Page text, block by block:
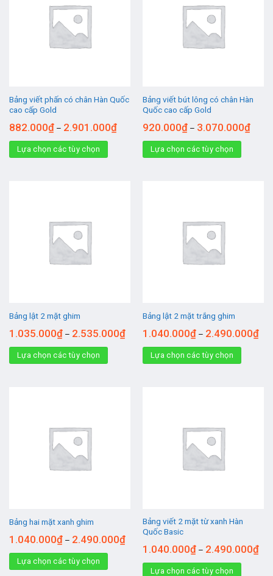
Bảng viết phấn có chân Hàn Quốc
cao cấp Gold
882.000₫– 2.901.000₫
Lựa chọn các tùy chọn
Bảng viết bút lông có chân Hàn
Quốc cao cấp Gold
920.000₫– 3.070.000₫
Lựa chọn các tùy chọn
Bảng lật 2 mặt ghim
1.035.000₫– 2.535.000₫
Lựa chọn các tùy chọn
Bảng lật 2 mặt trắng ghim
1.040.000₫– 2.490.000₫
Lựa chọn các tùy chọn
Bảng hai mặt xanh ghim
1.040.000₫– 2.490.000₫
Lựa chọn các tùy chọn
Bảng viết 2 mặt từ xanh Hàn
Quốc Basic
1.040.000₫– 2.490.000₫
Lựa chọn các tùy chọn